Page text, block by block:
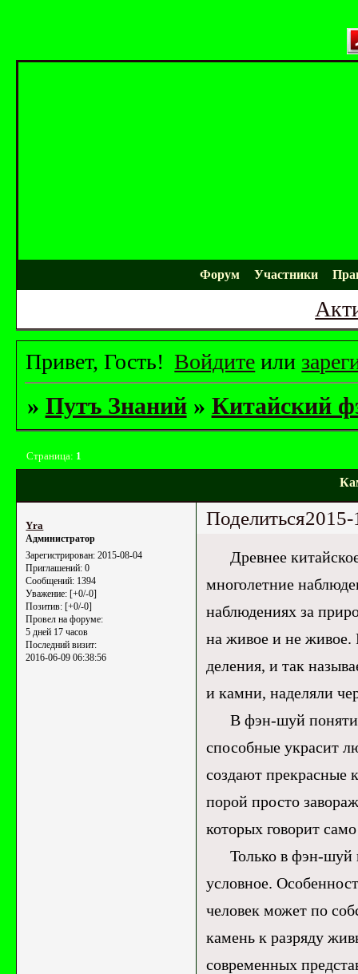
Форум Участники
Привет, Гость! Войдите или
» Путъ Знаний » Китайский
Страница: 1
Поделиться
Yrа
Администратор
Зарегистрирован: 2015-08-04
Приглашений: 0
Сообщений: 1394
Уважение: [+0/-0]
Позитив: [+0/-0]
Провел на форуме:
5 дней 17 часов
Последний визит:
2016-06-09 06:38:56
Древнее китайское
многолетние
наблюдениях за
на живое и не живое.
деления, и так
и камни, наделяли
В фэн-шуй понятие
способные украсит
создают прекрасные
порой просто
которых говорит само
Только в фэн-шуй
условное.
человек может по
камень к разряду
современных